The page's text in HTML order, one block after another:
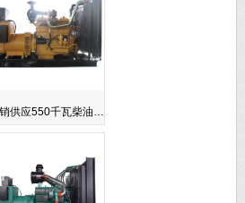
供应550千瓦柴油…